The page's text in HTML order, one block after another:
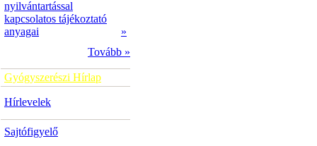
nyilvántartással
kapcsolatos tájékoztató
anyagai
»
Tovább »
Gyógyszerészi Hírlap
Hírlevelek
Sajtófigyelő